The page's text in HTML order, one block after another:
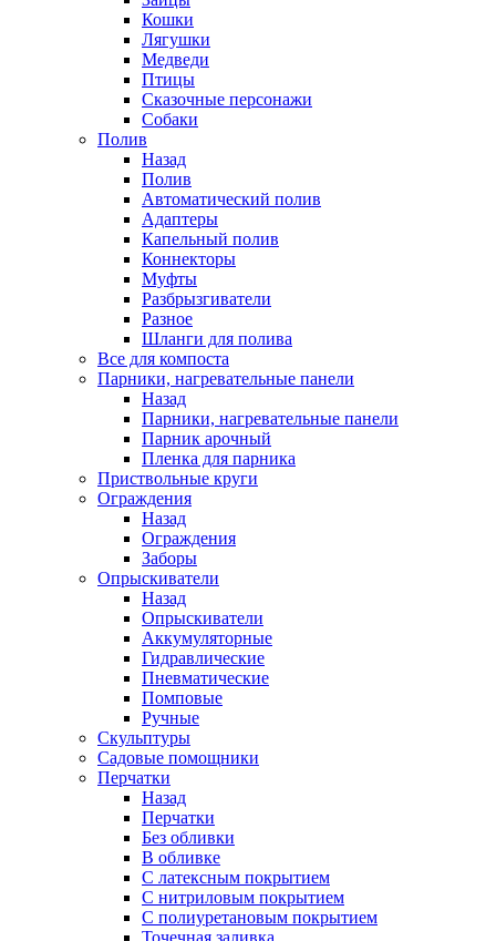
Кошки
Лягушки
Медведи
Птицы
Сказочные персонажи
Собаки
Полив
Назад
Полив
Автоматический полив
Адаптеры
Капельный полив
Коннекторы
Муфты
Разбрызгиватели
Разное
Шланги для полива
Все для компоста
Парники, нагревательные панели
Назад
Парники, нагревательные панели
Парник арочный
Пленка для парника
Приствольные круги
Ограждения
Назад
Ограждения
Заборы
Опрыскиватели
Назад
Опрыскиватели
Аккумуляторные
Гидравлические
Пневматические
Помповые
Ручные
Скульптуры
Садовые помощники
Перчатки
Назад
Перчатки
Без обливки
В обливке
С латексным покрытием
С нитриловым покрытием
С полиуретановым покрытием
Точечная заливка